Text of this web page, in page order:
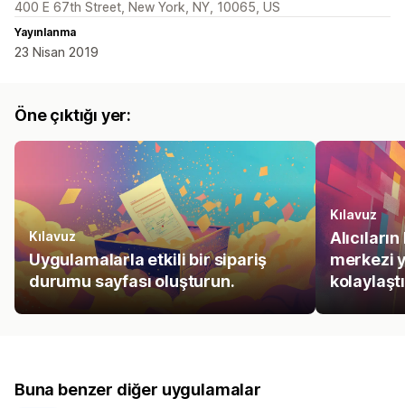
400 E 67th Street, New York, NY, 10065, US
Yayınlanma
23 Nisan 2019
Öne çıktığı yer:
Kılavuz
Uygulamalarla etkili bir sipariş
durumu sayfası oluşturun.
Kılavuz
merkezi
Buna benzer diğer uygulamalar